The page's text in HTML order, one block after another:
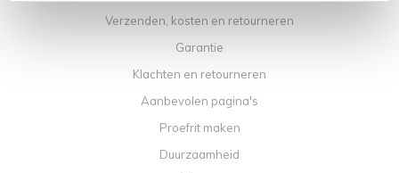
Verzenden, kosten en retourneren
Garantie
Klachten en retourneren
Aanbevolen pagina's
Proefrit maken
Duurzaamheid